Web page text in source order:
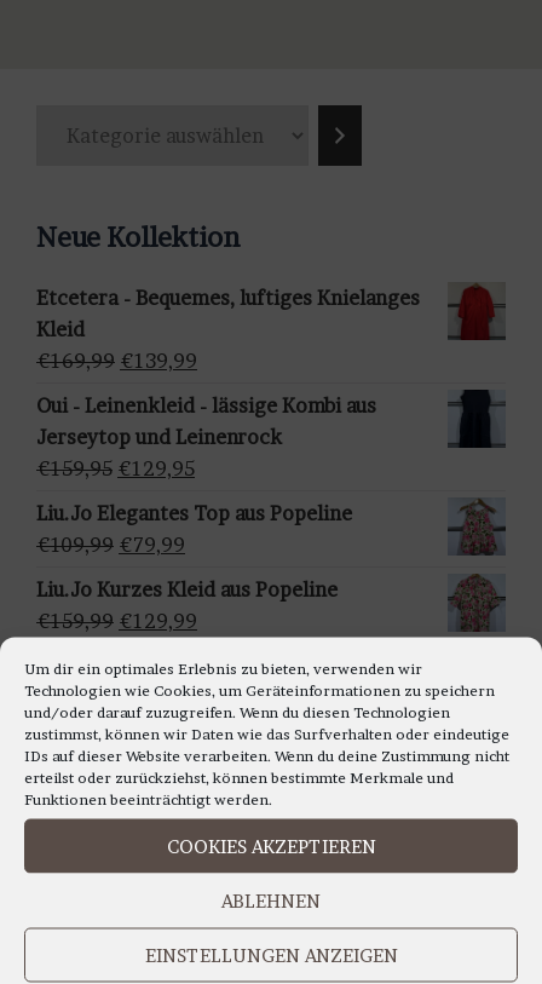
Um dir ein optimales Erlebnis zu bieten, verwenden wir
Technologien wie Cookies, um Geräteinformationen zu speichern
und/oder darauf zuzugreifen. Wenn du diesen Technologien
zustimmst, können wir Daten wie das Surfverhalten oder eindeutige
IDs auf dieser Website verarbeiten. Wenn du deine Zustimmung nicht
erteilst oder zurückziehst, können bestimmte Merkmale und
Funktionen beeinträchtigt werden.
COOKIES AKZEPTIEREN
ABLEHNEN
EINSTELLUNGEN ANZEIGEN
auf
Produktseite
werden
g
r
i
e
a
u
s
ä
h
l
e
Neue Kollektion
Etcetera - Bequemes, luftiges Knielanges
Kleid
€169,99 Ursprünglicher
Preis
€169,99
€139,99
Oui - Leinenkleid - lässige Kombi aus
Jerseytop und Leinenrock
€159,95 Ursprünglicher
war:
€159,95
€129,95Aktueller
ist:
Liu.Jo Elegantes Top aus Popeline
€109,99 Ursprünglicher
€109,99
€79,99
Preis
€79,99.
Liu.Jo Kurzes Kleid aus Popeline
€159,99 Ursprünglicher
war:
€159,99
€129,99
ist:
€129,99.
Francomina - Ärmellosestricktop in
verschiedenen Farben
€99,99 Ursprünglicher
Preis
war:
€99,99
€79,99Aktueller
Preis
ist:
€79,99.
LIEBE KUNDINNEN,
WIR BERATEN SIE GERNE AUCH TELEFONISCH
Montag bis Freitag 11.00 bis 18.00 Uhr
Samstag 10.30 bis 14.00 Uhr